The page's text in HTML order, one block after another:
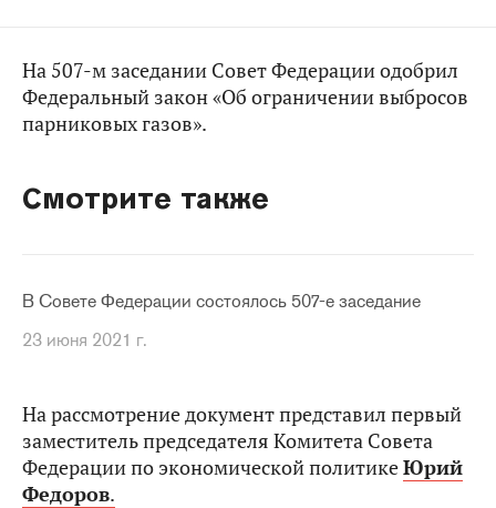
На 507-м заседании Совет Федерации одобрил
Федеральный закон «Об ограничении выбросов
парниковых газов».
Смотрите также
В Совете Федерации состоялось 507-е заседание
23 июня 2021 г.
На рассмотрение документ представил первый
заместитель председателя Комитета Совета
Федерации по экономической политикеЮрий
Федоров.